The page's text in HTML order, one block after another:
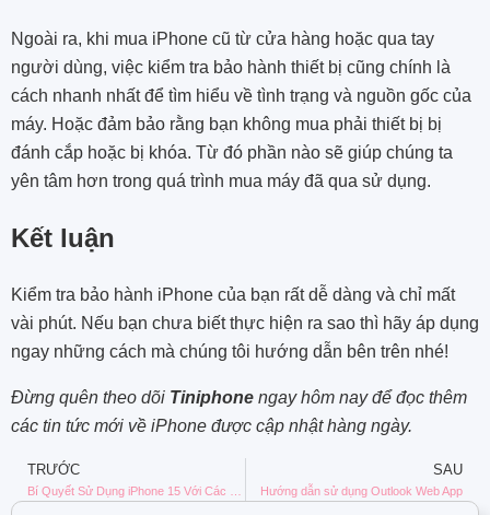
Ngoài ra, khi mua iPhone cũ từ cửa hàng hoặc qua tay
người dùng, việc kiểm tra bảo hành thiết bị cũng chính là
cách nhanh nhất để tìm hiểu về tình trạng và nguồn gốc của
máy. Hoặc đảm bảo rằng bạn không mua phải thiết bị bị
đánh cắp hoặc bị khóa. Từ đó phần nào sẽ giúp chúng ta
yên tâm hơn trong quá trình mua máy đã qua sử dụng.
Kết luận
Kiểm tra bảo hành iPhone của bạn rất dễ dàng và chỉ mất
vài phút. Nếu bạn chưa biết thực hiện ra sao thì hãy áp dụng
ngay những cách mà chúng tôi hướng dẫn bên trên nhé!
Đừng quên theo dõi Tiniphone ngay hôm nay để đọc thêm
các tin tức mới về iPhone được cập nhật hàng ngày.
TRƯỚC SAU
Hướng dẫn sử dụng Outlook Web App